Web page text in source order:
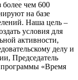
более чем 600
на базе
Наша цель –
условия для
активности,
делу и
Председатель
«Время